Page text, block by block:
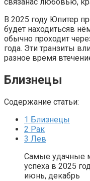
В 2025 году Юпитер
будет находитьсяв
обычно проходит
года. Эти транзиты
разное время
Близнецы
Содержание статьи:
1 Близнецы
2 Рак
3 Лев
Самые удачные
успеха в 2025
июнь, декабрь